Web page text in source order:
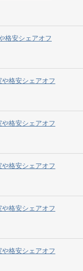
格安シェアオフ
格安シェアオフ
格安シェアオフ
格安シェアオフ
格安シェアオフ
格安シェアオフ